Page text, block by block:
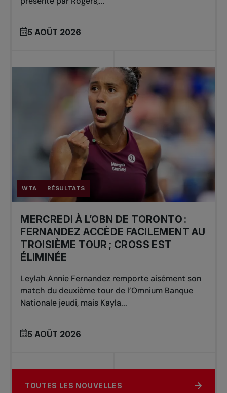
5 AOÛT 2026
WTA RÉSULTATS
MERCREDI À L’OBN DE TORONTO :
FERNANDEZ ACCÈDE FACILEMENT AU
TROISIÈME TOUR ; CROSS EST
ÉLIMINÉE
Leylah Annie Fernandez remporte aisément son
match du deuxième tour de l’Omnium Banque
Nationale jeudi, mais Kayla...
5 AOÛT 2026
TOUTES LES NOUVELLES